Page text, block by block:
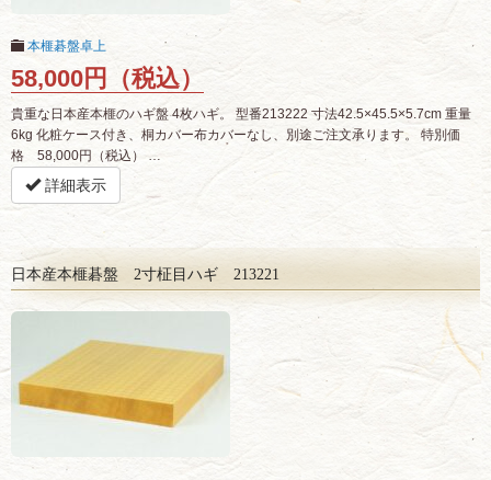
本榧碁盤卓上
58,000円（税込）
貴重な日本産本榧のハギ盤 4枚ハギ。 型番213222 寸法42.5×45.5×5.7cm 重量
6kg 化粧ケース付き、桐カバー布カバーなし、別途ご注文承ります。 特別価
格 58,000円（税込） …
詳細表示
日本産本榧碁盤 2寸柾目ハギ 213221